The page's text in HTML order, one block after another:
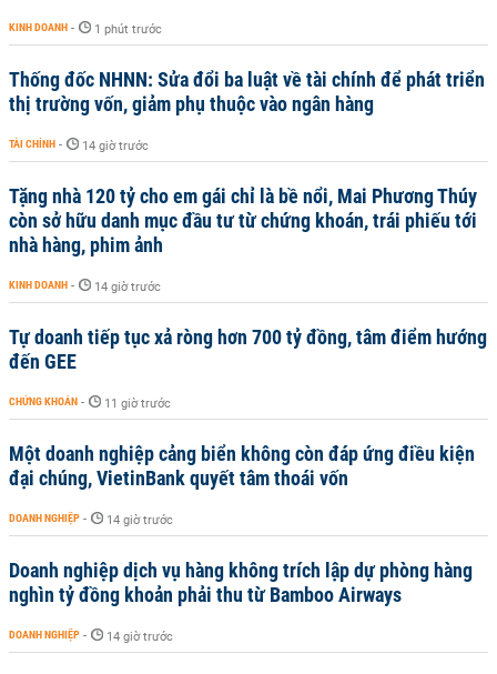
KINH DOANH - 1 phút trước
Thống đốc NHNN: Sửa đổi ba luật về tài chính để phát triển
thị trường vốn, giảm phụ thuộc vào ngân hàng
TÀI CHÍNH - 14 giờ trước
Tặng nhà 120 tỷ cho em gái chỉ là bề nổi, Mai Phương Thúy
còn sở hữu danh mục đầu tư từ chứng khoán, trái phiếu tới
nhà hàng, phim ảnh
KINH DOANH - 14 giờ trước
Tự doanh tiếp tục xả ròng hơn 700 tỷ đồng, tâm điểm hướng
đến GEE
CHỨNG KHOÁN - 11 giờ trước
Một doanh nghiệp cảng biển không còn đáp ứng điều kiện
đại chúng, VietinBank quyết tâm thoái vốn
DOANH NGHIỆP - 14 giờ trước
Doanh nghiệp dịch vụ hàng không trích lập dự phòng hàng
nghìn tỷ đồng khoản phải thu từ Bamboo Airways
DOANH NGHIỆP - 14 giờ trước